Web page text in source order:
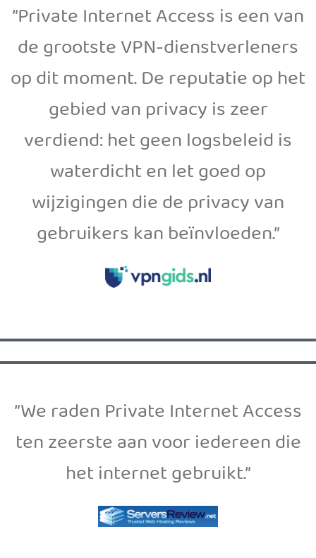
”Private Internet Access is een van
de grootste VPN-dienstverleners
op dit moment. De reputatie op het
gebied van privacy is zeer
verdiend: het geen logsbeleid is
waterdicht en let goed op
wijzigingen die de privacy van
gebruikers kan beïnvloeden.”
”We raden Private Internet Access
ten zeerste aan voor iedereen die
het internet gebruikt.”